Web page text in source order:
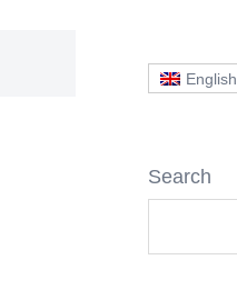
English
Search